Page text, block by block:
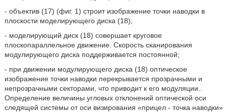
- объектив (17) (фиг. 1) строит изображение точки наводки в
плоскости моделирующего диска (18);
- моделирующий диск (18) совершает круговое
плоскопараллельное движение. Скорость сканирования
модулирующего диска поддерживается постоянной;
- при движении модулирующего диска (18) оптическое
изображение точки наводки перекрывается прозрачными и
непрозрачными секторами, что приводит к его модуляции..
Определение величины угловых отклонений оптической оси
следящей системы от оси визирования «прицел - точка наводки»